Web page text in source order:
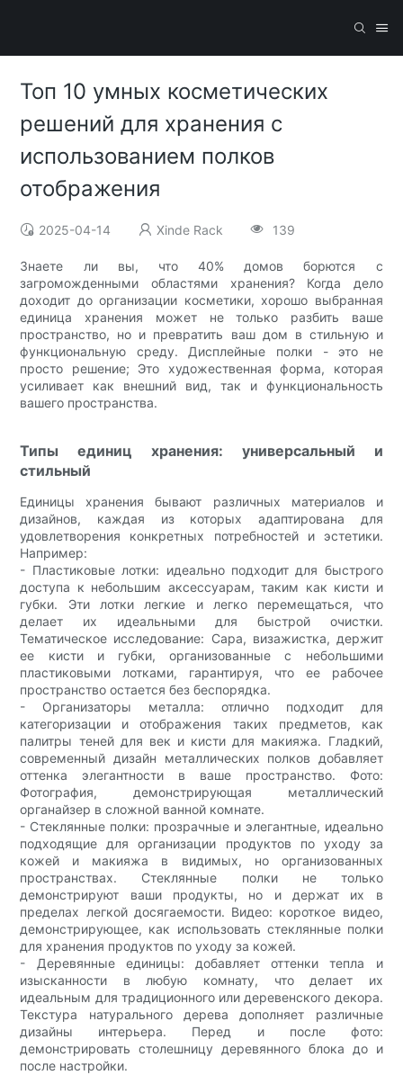
Топ 10 умных косметических
решений для хранения с
использованием полков
отображения
2025-04-14 Xinde Rack 139
Знаете ли вы, что 40% домов борются с
загроможденными областями хранения? Когда дело
доходит до организации косметики, хорошо выбранная
единица хранения может не только разбить ваше
пространство, но и превратить ваш дом в стильную и
функциональную среду. Дисплейные полки - это не
просто решение; Это художественная форма, которая
усиливает как внешний вид, так и функциональность
вашего пространства.
Типы единиц хранения: универсальный и
стильный
Единицы хранения бывают различных материалов и
дизайнов, каждая из которых адаптирована для
удовлетворения конкретных потребностей и эстетики.
Например:
- Пластиковые лотки: идеально подходит для быстрого
доступа к небольшим аксессуарам, таким как кисти и
губки. Эти лотки легкие и легко перемещаться, что
делает их идеальными для быстрой очистки.
Тематическое исследование: Сара, визажистка, держит
ее кисти и губки, организованные с небольшими
пластиковыми лотками, гарантируя, что ее рабочее
пространство остается без беспорядка.
- Организаторы металла: отлично подходит для
категоризации и отображения таких предметов, как
палитры теней для век и кисти для макияжа. Гладкий,
современный дизайн металлических полков добавляет
оттенка элегантности в ваше пространство. Фото:
Фотография, демонстрирующая металлический
органайзер в сложной ванной комнате.
- Стеклянные полки: прозрачные и элегантные, идеально
подходящие для организации продуктов по уходу за
кожей и макияжа в видимых, но организованных
пространствах. Стеклянные полки не только
демонстрируют ваши продукты, но и держат их в
пределах легкой досягаемости. Видео: короткое видео,
демонстрирующее, как использовать стеклянные полки
для хранения продуктов по уходу за кожей.
- Деревянные единицы: добавляет оттенки тепла и
изысканности в любую комнату, что делает их
идеальным для традиционного или деревенского декора.
Текстура натурального дерева дополняет различные
дизайны интерьера. Перед и после фото:
демонстрировать столешницу деревянного блока до и
после настройки.